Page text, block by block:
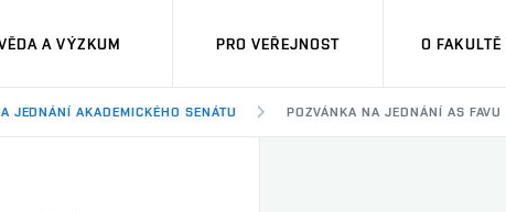
A VÝZKUM PRO VEŘEJNOST O FAKULTĚ
JEDNÁNÍ AKADEMICKÉHO SENÁTU POZVÁNKA NA JEDNÁNÍ AS